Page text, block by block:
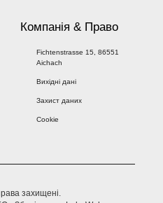
Компанія & Право
Fichtenstrasse 15, 86551
Aichach
Вихідні дані
Захист даних
Cookie
захищені.